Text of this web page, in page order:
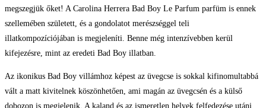
megszegjük őket! A Carolina Herrera Bad Boy Le Parfum parfüm is ennek
szellemében született, és a gondolatot merészséggel teli
illatkompozíciójában is megjeleníti. Benne még intenzívebben kerül
kifejezésre, mint az eredeti Bad Boy illatban.
Az ikonikus Bad Boy villámhoz képest az üvegcse is sokkal kifinomultabbá
vált a matt kivitelnek köszönhetően, ami magán az üvegcsén és a külső
dobozon is megjelenik. A kaland és az ismeretlen helyek felfedezése utáni